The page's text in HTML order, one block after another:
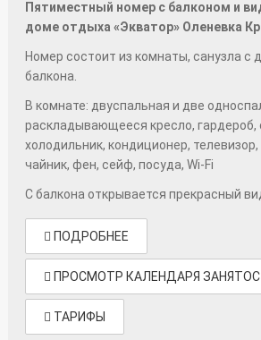
Пятиместный номер с балконом и
доме отдыха «Экватор» Оленевка
Номер состоит из комнаты, санузла с
балкона.
В комнате: двуспальная и две
раскладывающееся кресло, гардероб,
холодильник, кондиционер,
чайник, фен, сейф, посуда, Wi-Fi
С балкона открывается прекрасный
ПОДРОБНЕЕ
ПРОСМОТР КАЛЕНДАРЯ
ТАРИФЫ